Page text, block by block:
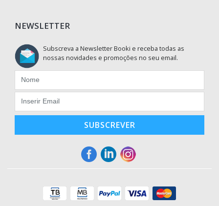
NEWSLETTER
Subscreva a Newsletter Booki e receba todas as
nossas novidades e promoções no seu email.
SUBSCREVER